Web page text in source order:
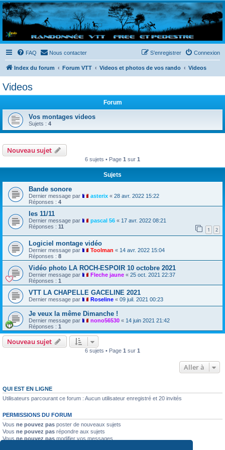
Randovttfree.fr
Bienvenue sur le site des randos vtt et pédestre de Bretagne . Bonne navigation sur le site
et bonnes randos dans l'Ouest !
FAQ Nous contacter Connexion
S’enregistrer
Index du forum Forum VTT Videos et photos de vos rando Videos
Videos
Forum
Vos montages videos
Sujets : 4
Nouveau sujet
6 sujets • Page 1 sur 1
Sujets
Bande sonore
Dernier message par asterix « 28 avr. 2022 15:22
Réponses : 4
les 11/11
Dernier message par pascal 56 « 17 avr. 2022 08:21
Réponses : 11 1 2
Logiciel montage vidéo
Dernier message par Toolman « 14 avr. 2022 15:04
Réponses : 8
Vidéo photo LA ROCH-ESPOIR 10 octobre 2021
Dernier message par Fleche jaune « 25 oct. 2021 22:37
Réponses : 1
VTT LA CHAPELLE GACELINE 2021
Dernier message par Roseline « 09 juil. 2021 00:23
Je veux la même Dimanche !
Dernier message par nono56530 « 14 juin 2021 21:42
Réponses : 1
Nouveau sujet
6 sujets • Page 1 sur 1
Aller à
QUI EST EN LIGNE
Utilisateurs parcourant ce forum : Aucun utilisateur enregistré et 20 invités
PERMISSIONS DU FORUM
Vous ne pouvez pas poster de nouveaux sujets
Vous ne pouvez pas répondre aux sujets
Vous ne pouvez pas modifier vos messages